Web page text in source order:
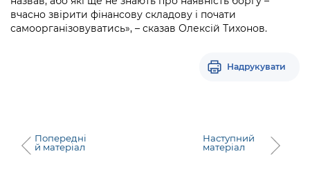
вчасно звірити фінансову складову і почати
самоорганізовуватись», – сказав Олексій Тихонов.
Надрукувати
Попередні
й матеріал
Наступний
матеріал